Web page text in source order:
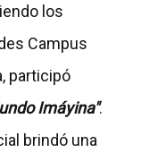
los
Campus
participó
Imáyina".
brindó una